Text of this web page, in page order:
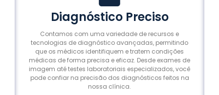
Diagnóstico Preciso
Contamos com uma variedade de recursos e
tecnologias de diagnóstico avançadas, permitindo
que os médicos identifiquem e tratem condições
médicas de forma precisa e eficaz. Desde exames de
imagem até testes laboratoriais especializados, você
pode confiar na precisão dos diagnósticos feitos na
nossa clínica.